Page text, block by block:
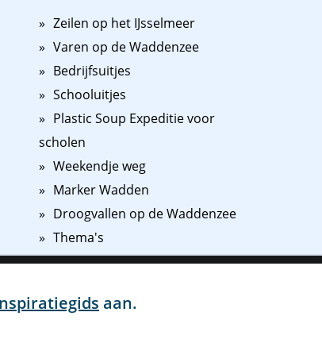
Zeilen op het IJsselmeer
Varen op de Waddenzee
Bedrijfsuitjes
Schooluitjes
Plastic Soup Expeditie voor
scholen
Weekendje weg
Marker Wadden
Droogvallen op de Waddenzee
Thema's
aan.
Ik ga akkoord